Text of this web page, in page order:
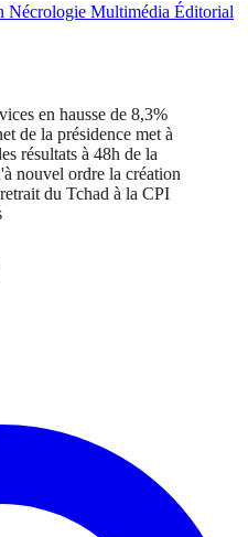
Nécrologie Multimédia Éditorial
en hausse de 8,3%
la présidence met à
à 48h de la
ordre la création
du Tchad à la CPI